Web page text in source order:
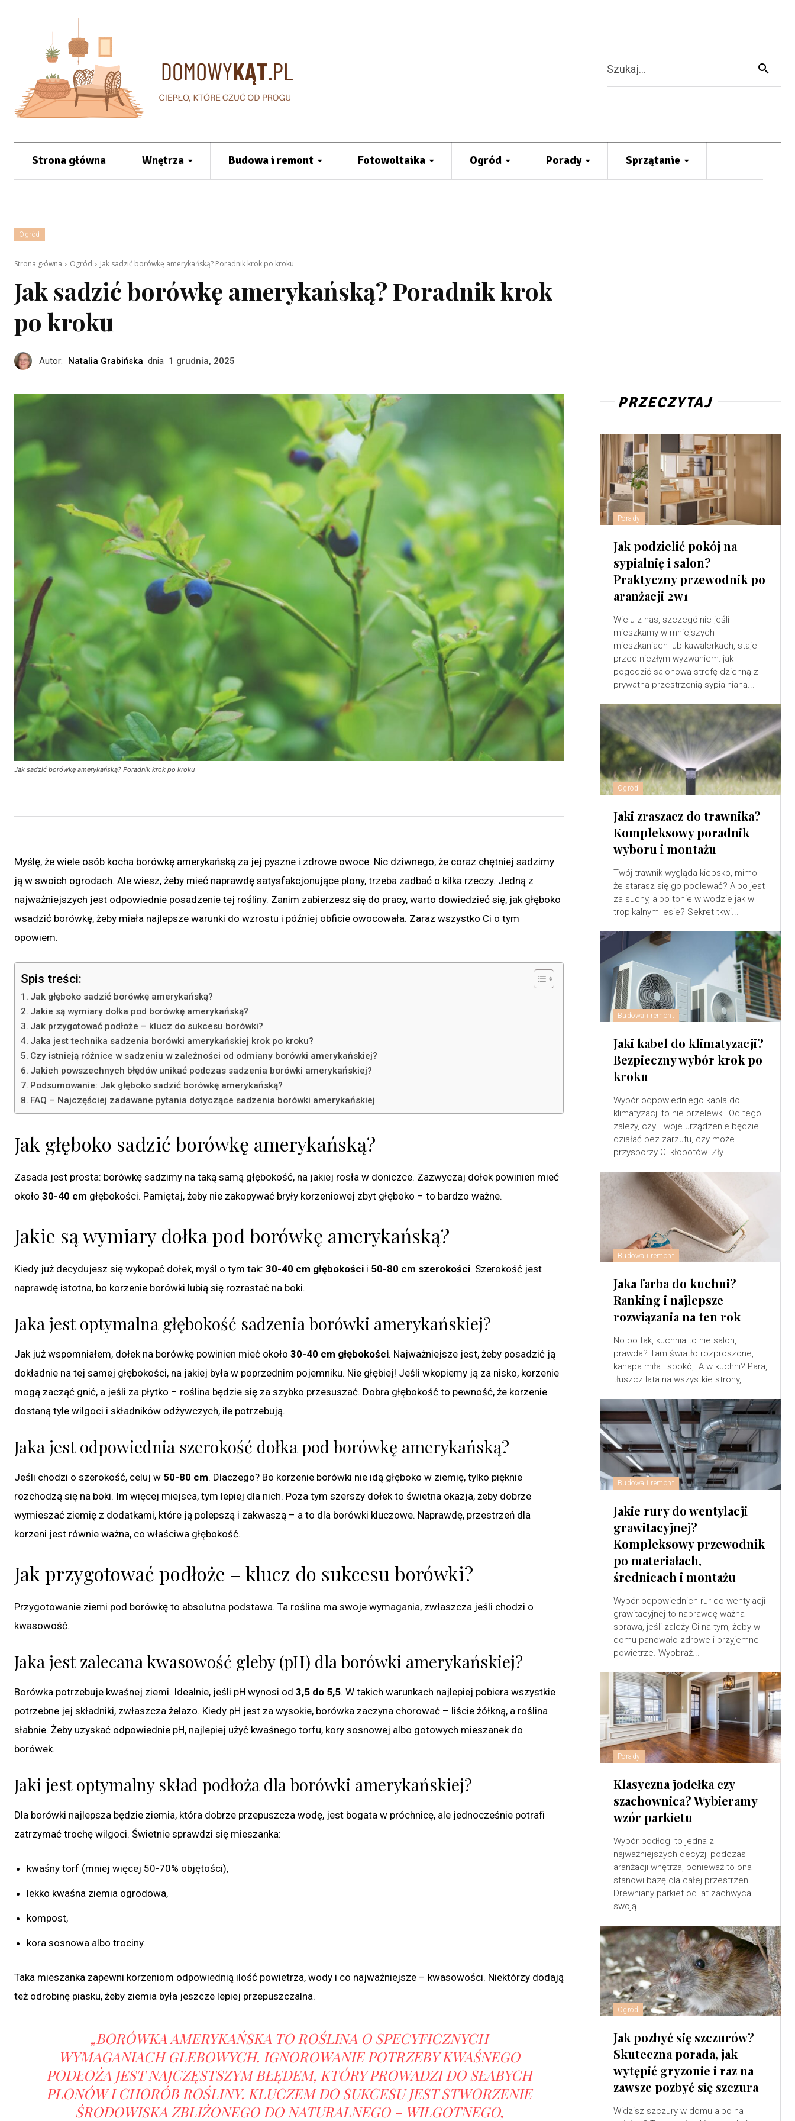
Szukaj...
Strona główna Wnętrza Budowa i remont Fotowoltaika Ogród Porady Sprzątanie
Ogród
Strona główna Ogród Jak sadzić borówkę amerykańską? Poradnik krok po kroku
Jak sadzić borówkę amerykańską? Poradnik krok
po kroku
Autor: Natalia Grabińska dnia 1 grudnia, 2025
Jak sadzić borówkę amerykańską? Poradnik krok po kroku
Myślę, że wiele osób kocha borówkę amerykańską za jej pyszne i zdrowe owoce. Nic dziwnego, że coraz chętniej sadzimy
ją w swoich ogrodach. Ale wiesz, żeby mieć naprawdę satysfakcjonujące plony, trzeba zadbać o kilka rzeczy. Jedną z
najważniejszych jest odpowiednie posadzenie tej rośliny. Zanim zabierzesz się do pracy, warto dowiedzieć się, jak głęboko
wsadzić borówkę, żeby miała najlepsze warunki do wzrostu i później obficie owocowała. Zaraz wszystko Ci o tym
opowiem.
Spis treści:
Jak głęboko sadzić borówkę amerykańską?
Jakie są wymiary dołka pod borówkę amerykańską?
Jak przygotować podłoże – klucz do sukcesu borówki?
Jaka jest technika sadzenia borówki amerykańskiej krok po kroku?
Czy istnieją różnice w sadzeniu w zależności od odmiany borówki amerykańskiej?
Jakich powszechnych błędów unikać podczas sadzenia borówki amerykańskiej?
Podsumowanie: Jak głęboko sadzić borówkę amerykańską?
FAQ – Najczęściej zadawane pytania dotyczące sadzenia borówki amerykańskiej
Jak głęboko sadzić borówkę amerykańską?
Zasada jest prosta: borówkę sadzimy na taką samą głębokość, na jakiej rosła w doniczce. Zazwyczaj dołek powinien mieć
około 30-40 cm głębokości. Pamiętaj, żeby nie zakopywać bryły korzeniowej zbyt głęboko – to bardzo ważne.
Jakie są wymiary dołka pod borówkę amerykańską?
Kiedy już decydujesz się wykopać dołek, myśl o tym tak: 30-40 cm głębokości i 50-80 cm szerokości. Szerokość jest
naprawdę istotna, bo korzenie borówki lubią się rozrastać na boki.
Jaka jest optymalna głębokość sadzenia borówki amerykańskiej?
Jak już wspomniałem, dołek na borówkę powinien mieć około 30-40 cm głębokości. Najważniejsze jest, żeby posadzić ją
dokładnie na tej samej głębokości, na jakiej była w poprzednim pojemniku. Nie głębiej! Jeśli wkopiemy ją za nisko, korzenie
mogą zacząć gnić, a jeśli za płytko – roślina będzie się za szybko przesuszać. Dobra głębokość to pewność, że korzenie
dostaną tyle wilgoci i składników odżywczych, ile potrzebują.
Jaka jest odpowiednia szerokość dołka pod borówkę amerykańską?
Jeśli chodzi o szerokość, celuj w 50-80 cm. Dlaczego? Bo korzenie borówki nie idą głęboko w ziemię, tylko pięknie
rozchodzą się na boki. Im więcej miejsca, tym lepiej dla nich. Poza tym szerszy dołek to świetna okazja, żeby dobrze
wymieszać ziemię z dodatkami, które ją polepszą i zakwaszą – a to dla borówki kluczowe. Naprawdę, przestrzeń dla
korzeni jest równie ważna, co właściwa głębokość.
Jak przygotować podłoże – klucz do sukcesu borówki?
Przygotowanie ziemi pod borówkę to absolutna podstawa. Ta roślina ma swoje wymagania, zwłaszcza jeśli chodzi o
kwasowość.
Jaka jest zalecana kwasowość gleby (pH) dla borówki amerykańskiej?
Borówka potrzebuje kwaśnej ziemi. Idealnie, jeśli pH wynosi od 3,5 do 5,5. W takich warunkach najlepiej pobiera wszystkie
potrzebne jej składniki, zwłaszcza żelazo. Kiedy pH jest za wysokie, borówka zaczyna chorować – liście żółkną, a roślina
słabnie. Żeby uzyskać odpowiednie pH, najlepiej użyć kwaśnego torfu, kory sosnowej albo gotowych mieszanek do
borówek.
Jaki jest optymalny skład podłoża dla borówki amerykańskiej?
Dla borówki najlepsza będzie ziemia, która dobrze przepuszcza wodę, jest bogata w próchnicę, ale jednocześnie potrafi
zatrzymać trochę wilgoci. Świetnie sprawdzi się mieszanka:
kwaśny torf (mniej więcej 50-70% objętości),
lekko kwaśna ziemia ogrodowa,
kompost,
kora sosnowa albo trociny.
Taka mieszanka zapewni korzeniom odpowiednią ilość powietrza, wody i co najważniejsze – kwasowości. Niektórzy dodają
też odrobinę piasku, żeby ziemia była jeszcze lepiej przepuszczalna.
„BORÓWKA AMERYKAŃSKA TO ROŚLINA O SPECYFICZNYCH
WYMAGANIACH GLEBOWYCH. IGNOROWANIE POTRZEBY KWAŚNEGO
PODŁOŻA JEST NAJCZĘSTSZYM BŁĘDEM, KTÓRY PROWADZI DO SŁABYCH
PLONÓW I CHORÓB ROŚLINY. KLUCZEM DO SUKCESU JEST STWORZENIE
ŚRODOWISKA ZBLIŻONEGO DO NATURALNEGO – WILGOTNEGO,
PRZECZYTAJ
Porady
Jak podzielić pokój na
sypialnię i salon?
Praktyczny przewodnik po
aranżacji 2w1
Wielu z nas, szczególnie jeśli
mieszkamy w mniejszych
mieszkaniach lub kawalerkach, staje
przed niezłym wyzwaniem: jak
pogodzić salonową strefę dzienną z
prywatną przestrzenią sypialnianą...
Ogród
Jaki zraszacz do trawnika?
Kompleksowy poradnik
wyboru i montażu
Twój trawnik wygląda kiepsko, mimo
że starasz się go podlewać? Albo jest
za suchy, albo tonie w wodzie jak w
tropikalnym lesie? Sekret tkwi...
Budowa i remont
Jaki kabel do klimatyzacji?
Bezpieczny wybór krok po
kroku
Wybór odpowiedniego kabla do
klimatyzacji to nie przelewki. Od tego
zależy, czy Twoje urządzenie będzie
działać bez zarzutu, czy może
przysporzy Ci kłopotów. Zły...
Budowa i remont
Jaka farba do kuchni?
Ranking i najlepsze
rozwiązania na ten rok
No bo tak, kuchnia to nie salon,
prawda? Tam światło rozproszone,
kanapa miła i spokój. A w kuchni? Para,
tłuszcz lata na wszystkie strony,...
Budowa i remont
Jakie rury do wentylacji
grawitacyjnej?
Kompleksowy przewodnik
po materiałach,
średnicach i montażu
Wybór odpowiednich rur do wentylacji
grawitacyjnej to naprawdę ważna
sprawa, jeśli zależy Ci na tym, żeby w
domu panowało zdrowe i przyjemne
powietrze. Wyobraź...
Porady
Klasyczna jodełka czy
szachownica? Wybieramy
wzór parkietu
Wybór podłogi to jedna z
najważniejszych decyzji podczas
aranżacji wnętrza, ponieważ to ona
stanowi bazę dla całej przestrzeni.
Drewniany parkiet od lat zachwyca
swoją...
Ogród
Jak pozbyć się szczurów?
Skuteczna porada, jak
wytępić gryzonie i raz na
zawsze pozbyć się szczura
Widzisz szczury w domu albo na